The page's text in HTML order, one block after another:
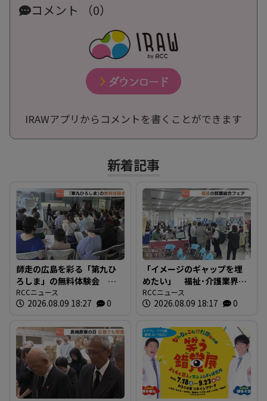
コメント （0）
IRAWアプリからコメントを書くことができます
新着記事
師走の広島を彩る「第九ひ
ろしま」の無料体験会 指
揮者に沼尻竜典さん迎え
今年は12月20日に開催
RCCニュース
2026.08.09 18:27 0
「イメージのギャップを埋
めたい」 福祉･介護業界と
求職者つなぐ 福祉の就職
総合フェア 広島
RCCニュース
2026.08.09 18:17 0